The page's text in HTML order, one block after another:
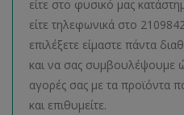
είτε στο φυσικό μας
είτε τηλεφωνικά στο
επιλέξετε είμαστε πάντα
και να σας συμβουλέψουμε
αγορές σας με τα προϊόντα
και επιθυμείτε.